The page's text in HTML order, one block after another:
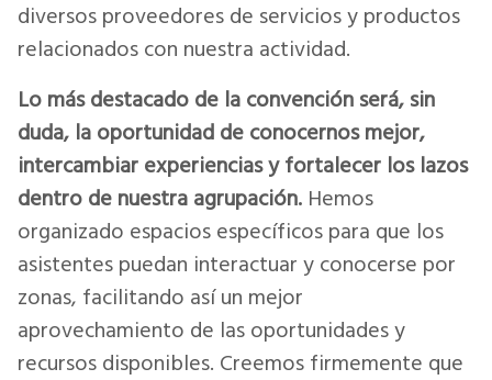
diversos proveedores de servicios y productos
relacionados con nuestra actividad.
Lo más destacado de la convención será, sin
duda, la oportunidad de conocernos mejor,
intercambiar experiencias y fortalecer los lazos
dentro de nuestra agrupación. Hemos
organizado espacios específicos para que los
asistentes puedan interactuar y conocerse por
zonas, facilitando así un mejor
aprovechamiento de las oportunidades y
recursos disponibles. Creemos firmemente que